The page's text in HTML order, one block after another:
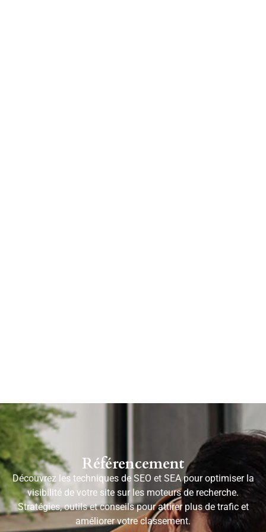
Référencement
Découvrez les techniques de SEO et SEA pour optimiser la
visibilité de votre site sur les moteurs de recherche.
Stratégies, outils et conseils pour attirer plus de trafic et
améliorer votre classement.